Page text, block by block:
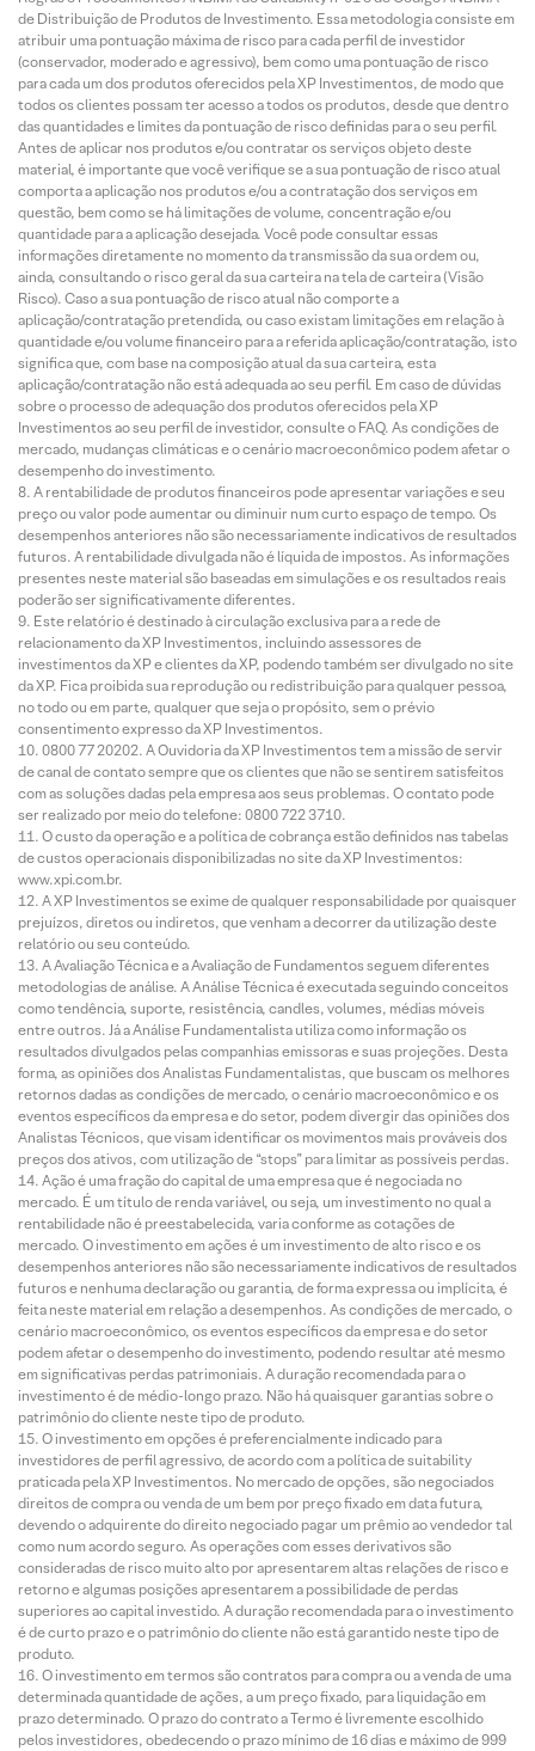
de Distribuição de Produtos de Investimento. Essa metodologia consiste em
atribuir uma pontuação máxima de risco para cada perfil de investidor
(conservador, moderado e agressivo), bem como uma pontuação de risco
para cada um dos produtos oferecidos pela XP Investimentos, de modo que
todos os clientes possam ter acesso a todos os produtos, desde que dentro
das quantidades e limites da pontuação de risco definidas para o seu perfil.
Antes de aplicar nos produtos e/ou contratar os serviços objeto deste
material, é importante que você verifique se a sua pontuação de risco atual
comporta a aplicação nos produtos e/ou a contratação dos serviços em
questão, bem como se há limitações de volume, concentração e/ou
quantidade para a aplicação desejada. Você pode consultar essas
informações diretamente no momento da transmissão da sua ordem ou,
ainda, consultando o risco geral da sua carteira na tela de carteira (Visão
Risco). Caso a sua pontuação de risco atual não comporte a
aplicação/contratação pretendida, ou caso existam limitações em relação à
quantidade e/ou volume financeiro para a referida aplicação/contratação, isto
significa que, com base na composição atual da sua carteira, esta
aplicação/contratação não está adequada ao seu perfil. Em caso de dúvidas
sobre o processo de adequação dos produtos oferecidos pela XP
Investimentos ao seu perfil de investidor, consulte o FAQ. As condições de
mercado, mudanças climáticas e o cenário macroeconômico podem afetar o
desempenho do investimento.
A rentabilidade de produtos financeiros pode apresentar variações e seu
preço ou valor pode aumentar ou diminuir num curto espaço de tempo. Os
desempenhos anteriores não são necessariamente indicativos de resultados
futuros. A rentabilidade divulgada não é líquida de impostos. As informações
presentes neste material são baseadas em simulações e os resultados reais
poderão ser significativamente diferentes.
Este relatório é destinado à circulação exclusiva para a rede de
relacionamento da XP Investimentos, incluindo assessores de
investimentos da XP e clientes da XP, podendo também ser divulgado no site
da XP. Fica proibida sua reprodução ou redistribuição para qualquer pessoa,
no todo ou em parte, qualquer que seja o propósito, sem o prévio
consentimento expresso da XP Investimentos.
0800 77 20202. A Ouvidoria da XP Investimentos tem a missão de servir
de canal de contato sempre que os clientes que não se sentirem satisfeitos
com as soluções dadas pela empresa aos seus problemas. O contato pode
ser realizado por meio do telefone: 0800 722 3710.
O custo da operação e a política de cobrança estão definidos nas tabelas
de custos operacionais disponibilizadas no site da XP Investimentos:
www.xpi.com.br.
A XP Investimentos se exime de qualquer responsabilidade por quaisquer
prejuízos, diretos ou indiretos, que venham a decorrer da utilização deste
relatório ou seu conteúdo.
A Avaliação Técnica e a Avaliação de Fundamentos seguem diferentes
metodologias de análise. A Análise Técnica é executada seguindo conceitos
como tendência, suporte, resistência, candles, volumes, médias móveis
entre outros. Já a Análise Fundamentalista utiliza como informação os
resultados divulgados pelas companhias emissoras e suas projeções. Desta
forma, as opiniões dos Analistas Fundamentalistas, que buscam os melhores
retornos dadas as condições de mercado, o cenário macroeconômico e os
eventos específicos da empresa e do setor, podem divergir das opiniões dos
Analistas Técnicos, que visam identificar os movimentos mais prováveis dos
preços dos ativos, com utilização de “stops” para limitar as possíveis perdas.
Ação é uma fração do capital de uma empresa que é negociada no
mercado. É um título de renda variável, ou seja, um investimento no qual a
rentabilidade não é preestabelecida, varia conforme as cotações de
mercado. O investimento em ações é um investimento de alto risco e os
desempenhos anteriores não são necessariamente indicativos de resultados
futuros e nenhuma declaração ou garantia, de forma expressa ou implícita, é
feita neste material em relação a desempenhos. As condições de mercado, o
cenário macroeconômico, os eventos específicos da empresa e do setor
podem afetar o desempenho do investimento, podendo resultar até mesmo
em significativas perdas patrimoniais. A duração recomendada para o
investimento é de médio-longo prazo. Não há quaisquer garantias sobre o
patrimônio do cliente neste tipo de produto.
O investimento em opções é preferencialmente indicado para
investidores de perfil agressivo, de acordo com a política de suitability
praticada pela XP Investimentos. No mercado de opções, são negociados
direitos de compra ou venda de um bem por preço fixado em data futura,
devendo o adquirente do direito negociado pagar um prêmio ao vendedor tal
como num acordo seguro. As operações com esses derivativos são
consideradas de risco muito alto por apresentarem altas relações de risco e
retorno e algumas posições apresentarem a possibilidade de perdas
superiores ao capital investido. A duração recomendada para o investimento
é de curto prazo e o patrimônio do cliente não está garantido neste tipo de
produto.
O investimento em termos são contratos para compra ou a venda de uma
determinada quantidade de ações, a um preço fixado, para liquidação em
prazo determinado. O prazo do contrato a Termo é livremente escolhido
pelos investidores, obedecendo o prazo mínimo de 16 dias e máximo de 999